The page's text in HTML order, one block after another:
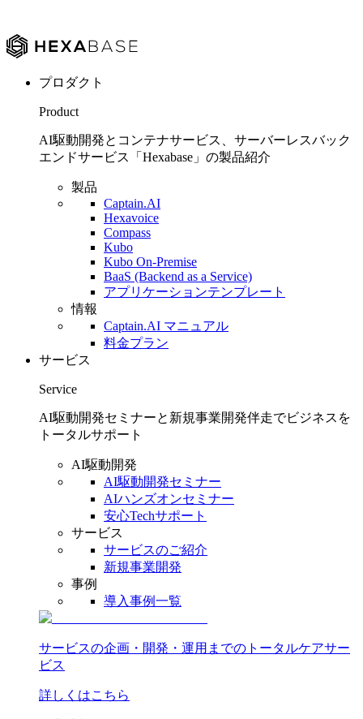
プロダクト
Product
AI駆動開発とコンテナサービス、サーバーレスバック
エンドサービス「Hexabase」の製品紹介
製品
Captain.AI
Hexavoice
Compass
Kubo
Kubo On-Premise
BaaS (Backend as a Service)
アプリケーションテンプレート
情報
Captain.AI マニュアル
料金プラン
サービス
Service
AI駆動開発セミナーと新規事業開発伴走でビジネスを
トータルサポート
AI駆動開発
AI駆動開発セミナー
AIハンズオンセミナー
安心Techサポート
サービス
サービスのご紹介
新規事業開発
事例
導入事例一覧
サービスの企画・開発・運用までのトータルケアサー
ビス
詳しくはこちら